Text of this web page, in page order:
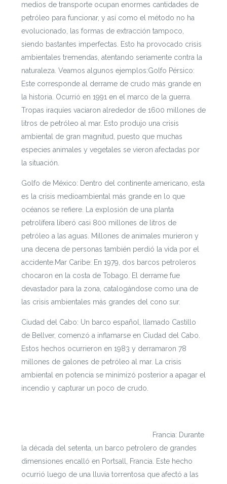
medios de transporte ocupan enormes cantidades de
petróleo para funcionar, y así como el método no ha
evolucionado, las formas de extracción tampoco,
siendo bastantes imperfectas. Esto ha provocado crisis
ambientales tremendas, atentando seriamente contra la
naturaleza. Veamos algunos ejemplos:Golfo Pérsico:
Este corresponde al derrame de crudo más grande en
la historia. Ocurrió en 1991 en el marco de la guerra.
Tropas iraquíes vaciaron alrededor de 1600 millones de
litros de petróleo al mar. Esto produjo una crisis
ambiental de gran magnitud, puesto que muchas
especies animales y vegetales se vieron afectadas por
la situación.
Golfo de México: Dentro del continente americano, esta
es la crisis medioambiental más grande en lo que
océanos se refiere. La explosión de una planta
petrolífera liberó casi 800 millones de litros de
petróleo a las aguas. Millones de animales murieron y
una decena de personas también perdió la vida por el
accidente. Mar Caribe: En 1979, dos barcos petroleros
chocaron en la costa de Tobago. El derrame fue
devastador para la zona, catalogándose como una de
las crisis ambientales más grandes del cono sur.
Ciudad del Cabo: Un barco español, llamado Castillo
de Bellver, comenzó a inflamarse en Ciudad del Cabo.
Estos hechos ocurrieron en 1983 y derramaron 78
millones de galones de petróleo al mar. La crisis
ambiental en potencia se minimizó posterior a apagar el
incendio y capturar un poco de crudo.
Francia: Durante
la década del setenta, un barco petrolero de grandes
dimensiones encalló en Portsall, Francia. Este hecho
ocurrió luego de una lluvia torrentosa que afectó a las